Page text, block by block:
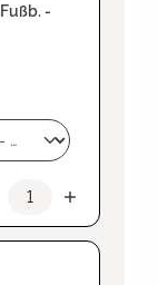
-